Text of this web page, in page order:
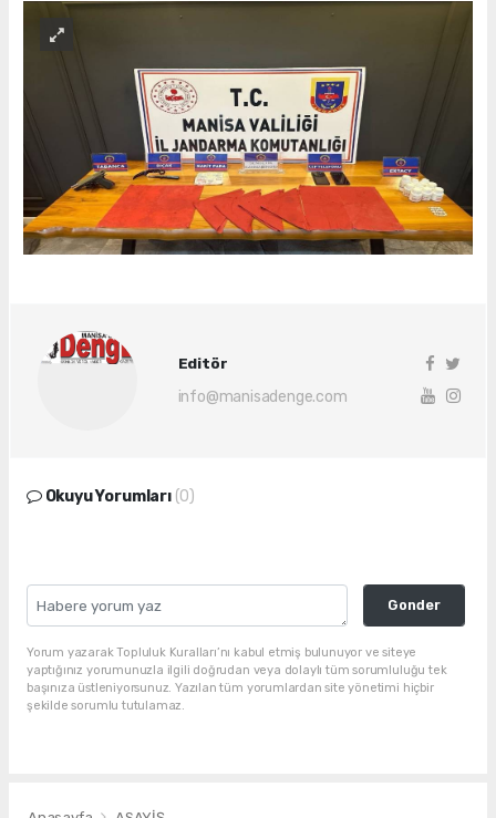
Editör
info@manisadenge.com
Okuyu Yorumları (0)
Gonder
Yorum yazarak Topluluk Kuralları’nı kabul etmiş bulunuyor ve siteye
yaptığınız yorumunuzla ilgili doğrudan veya dolaylı tüm sorumluluğu tek
başınıza üstleniyorsunuz. Yazılan tüm yorumlardan site yönetimi hiçbir
şekilde sorumlu tutulamaz.